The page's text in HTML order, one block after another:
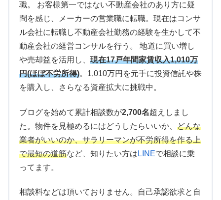
職。 お客様第一ではない不動産会社のあり方に疑
問を感じ、メーカーの営業職に転職。現在はコンサ
ル会社に転職し不動産会社勤務の経験を生かして不
動産会社の経営コンサルを行う。 地道に買い増し
や売却益を活用し、 現在17戸年間家賃収入1,010万
円(ほぼ不労所得)。1,010万円を元手に投資信託や株
を購入し、さらなる資産拡大に挑戦中。
ブログを始めて累計相談数が2,700名超えしまし
た。物件を見極めるにはどうしたらいいか、 どんな
業者がいいのか、サラリーマンが不労所得を作る上
で最短の道筋など、知りたい方は LINEで相談に乗
ってます。
相談料などは頂いておりません。自己承認欲求と自